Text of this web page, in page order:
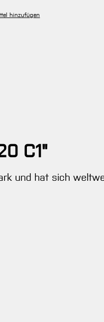
hinzufügen
C1"
und hat sich